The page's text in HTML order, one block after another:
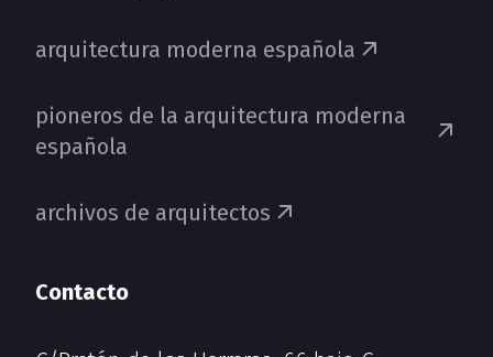
arquitectura moderna española
pioneros de la arquitectura moderna
española
archivos de arquitectos
Contacto